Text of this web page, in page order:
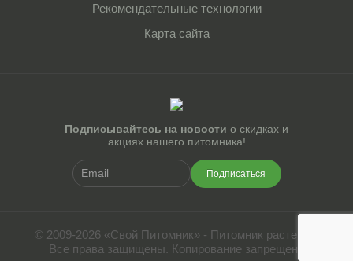
Рекомендательные технологии
Карта сайта
Подписывайтесь на новости о скидках и
акциях нашего питомника!
Подписаться
© 2009-2026 «Свой Питомник» - Питомник растений.
Все права защищены. Копирование запрещено